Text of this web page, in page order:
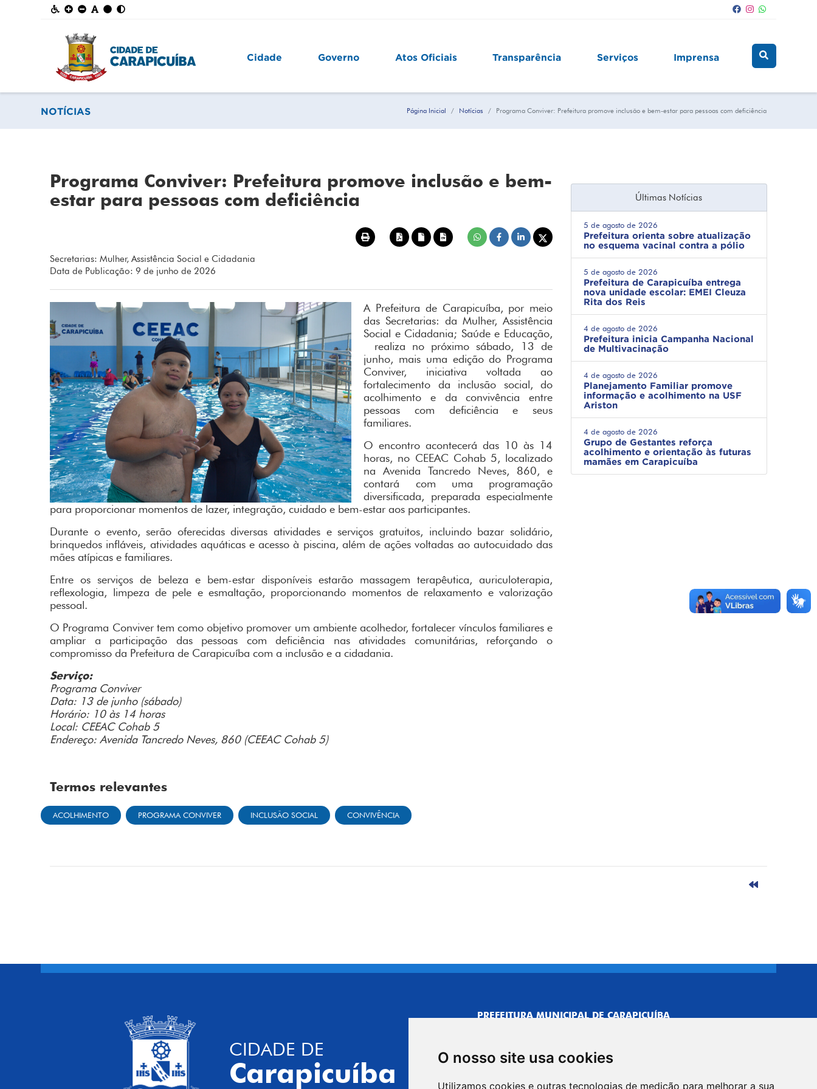
O nosso site usa cookies
Utilizamos cookies e outras tecnologias de medição para melhorar a sua
Cidade Governo Atos Oficiais Transparência Serviços Imprensa
NOTÍCIAS Página Inicial Notícias Programa Conviver: Prefeitura promove inclusão e bem-estar para pessoas com deficiência
Programa Conviver: Prefeitura promove inclusão e bem-
estar para pessoas com deficiência
Secretarias: Mulher, Assistência Social e Cidadania
Data de Publicação: 9 de junho de 2026
A Prefeitura de Carapicuíba, por meio
das Secretarias: da Mulher, Assistência
Social e Cidadania; Saúde e Educação,
realiza no próximo sábado, 13 de
junho, mais uma edição do Programa
Conviver, iniciativa voltada ao
fortalecimento da inclusão social, do
acolhimento e da convivência entre
pessoas com deficiência e seus
familiares.
O encontro acontecerá das 10 às 14
horas, no CEEAC Cohab 5, localizado
na Avenida Tancredo Neves, 860, e
contará com uma programação
diversificada, preparada especialmente
para proporcionar momentos de lazer, integração, cuidado e bem-estar aos participantes.
Durante o evento, serão oferecidas diversas atividades e serviços gratuitos, incluindo bazar solidário,
brinquedos infláveis, atividades aquáticas e acesso à piscina, além de ações voltadas ao autocuidado das
mães atípicas e familiares.
Entre os serviços de beleza e bem-estar disponíveis estarão massagem terapêutica, auriculoterapia,
reflexologia, limpeza de pele e esmaltação, proporcionando momentos de relaxamento e valorização
pessoal.
O Programa Conviver tem como objetivo promover um ambiente acolhedor, fortalecer vínculos familiares e
ampliar a participação das pessoas com deficiência nas atividades comunitárias, reforçando o
compromisso da Prefeitura de Carapicuíba com a inclusão e a cidadania.
Serviço:
Programa Conviver
Data: 13 de junho (sábado)
Horário: 10 às 14 horas
Local: CEEAC Cohab 5
Endereço: Avenida Tancredo Neves, 860 (CEEAC Cohab 5)
Termos relevantes
ACOLHIMENTO PROGRAMA CONVIVER INCLUSÃO SOCIAL CONVIVÊNCIA
Últimas Notícias
5 de agosto de 2026
Prefeitura orienta sobre atualização
no esquema vacinal contra a pólio
5 de agosto de 2026
Prefeitura de Carapicuíba entrega
nova unidade escolar: EMEI Cleuza
Rita dos Reis
4 de agosto de 2026
Prefeitura inicia Campanha Nacional
de Multivacinação
4 de agosto de 2026
Planejamento Familiar promove
informação e acolhimento na USF
Ariston
4 de agosto de 2026
Grupo de Gestantes reforça
acolhimento e orientação às futuras
mamães em Carapicuíba
CIDADE DE
Carapicuíba
PREFEITURA MUNICIPAL DE CARAPICUÍBA
CENTRO ADMINISTRATIVO
R. Joaquim das Neves, 211 - Vila Caldas, Carapicuíba/SP
Telefone: 4164-5500